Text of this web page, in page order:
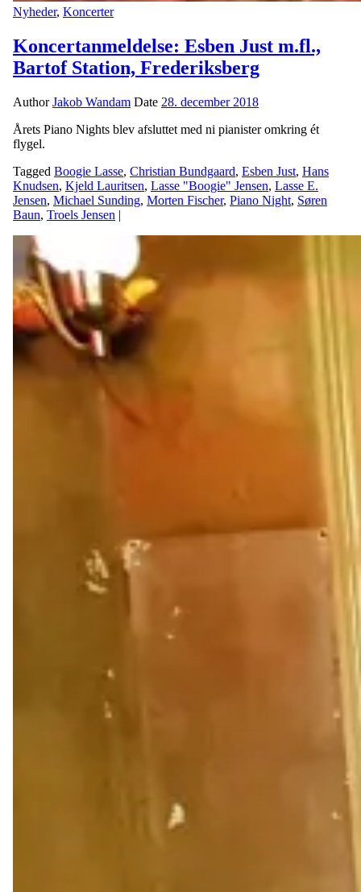
Nyheder, Koncerter
Koncertanmeldelse: Esben Just m.fl.,
Bartof Station, Frederiksberg
AuthorJakob Wandam Date 28. december 2018
Årets Piano Nights blev afsluttet med ni pianister omkring ét
flygel.
Tagged Boogie Lasse, Christian Bundgaard, Esben Just, Hans
Knudsen, Kjeld Lauritsen, Lasse "Boogie" Jensen, Lasse E.
Jensen, Michael Sunding, Morten Fischer, Piano Night, Søren
Baun, Troels Jensen |